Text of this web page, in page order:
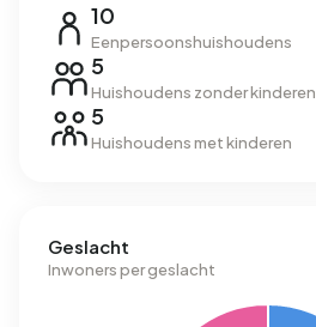
10
Eenpersoonshuishoudens
5
Huishoudens zonder kinderen
5
Huishoudens met kinderen
Geslacht
Inwoners per geslacht